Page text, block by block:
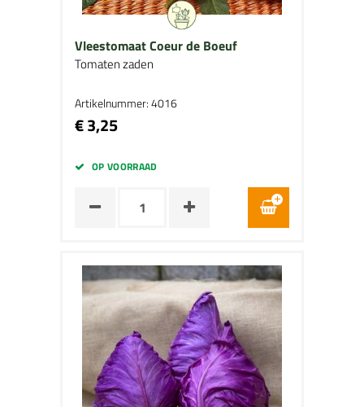
Vleestomaat Coeur de Boeuf
Tomaten zaden
Artikelnummer: 4016
€ 3,25
OP VOORRAAD